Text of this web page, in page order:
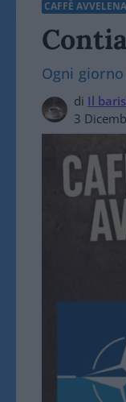
CAFFÈ
Ogni
di Il
3